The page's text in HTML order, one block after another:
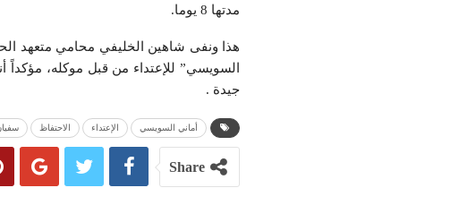
مدتها 8 يوما.
هذا ونفى شاهين الخليفي محامي متعهد
السويسي” للإعتداء من قبل موكله، مؤكداً
جيدة .
أماني السويسي الإعتداء الاحتفاظ
Share